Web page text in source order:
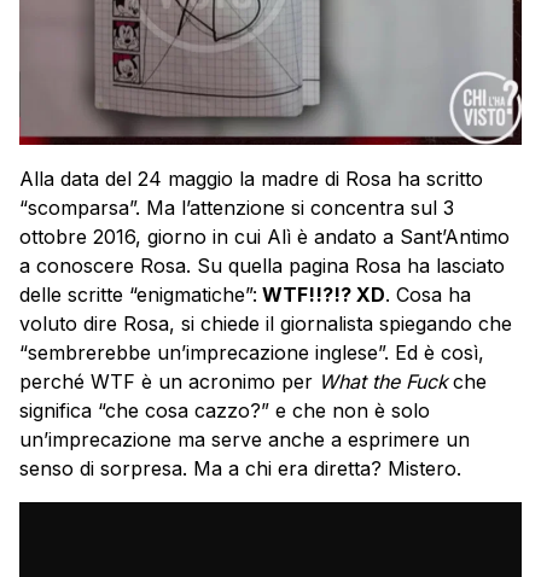
Alla data del 24 maggio la madre di Rosa ha scritto
“scomparsa”. Ma l’attenzione si concentra sul 3
ottobre 2016, giorno in cui Alì è andato a Sant’Antimo
a conoscere Rosa. Su quella pagina Rosa ha lasciato
delle scritte “enigmatiche”: WTF!!?!? XD. Cosa ha
voluto dire Rosa, si chiede il giornalista spiegando che
“sembrerebbe un’imprecazione inglese”. Ed è così,
perché WTF è un acronimo per What the Fuck che
significa “che cosa cazzo?” e che non è solo
un’imprecazione ma serve anche a esprimere un
senso di sorpresa. Ma a chi era diretta? Mistero.